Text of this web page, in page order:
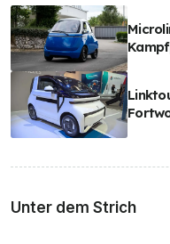
Unter dem Strich